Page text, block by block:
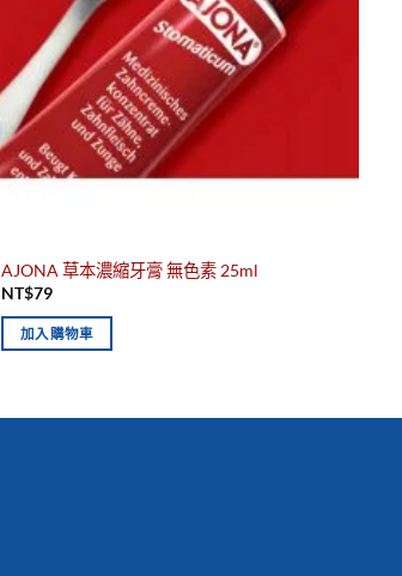
AJONA 草本濃縮牙膏 無色素 25ml
NT$79
加入購物車